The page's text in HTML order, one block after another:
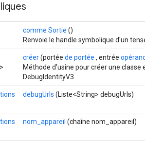
comme Sortie ()
Renvoie le handle symbolique d'un
créer(portée de portée , entrée
Méthode d'usine pour créer une
DebugIdentityV3.
debugUrls (Liste<String> debugUrls)
nom_appareil (chaîne nom_appareil)